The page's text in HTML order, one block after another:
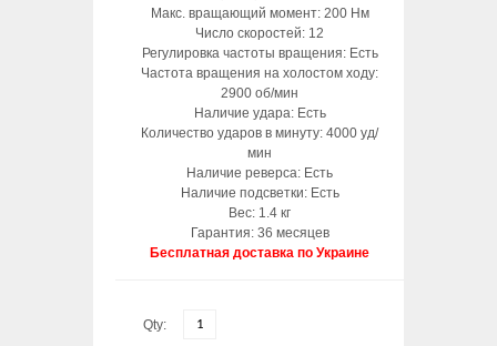
Макс. вращающий момент: 200 Нм
Число скоростей: 12
Регулировка частоты вращения: Есть
Частота вращения на холостом ходу:
2900 об/мин
Наличие удара: Есть
Количество ударов в минуту: 4000 уд/
мин
Наличие реверса: Есть
Наличие подсветки: Есть
Вес: 1.4 кг
Гарантия: 36 месяцев
Бесплатная доставка по Украине
Qty: